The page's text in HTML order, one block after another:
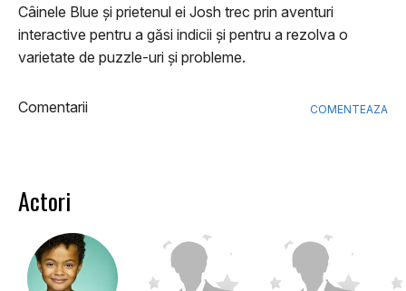
Câinele Blue și prietenul ei Josh trec prin aventuri
interactive pentru a găsi indicii și pentru a rezolva o
varietate de puzzle-uri și probleme.
Comentarii COMENTEAZA
Actori